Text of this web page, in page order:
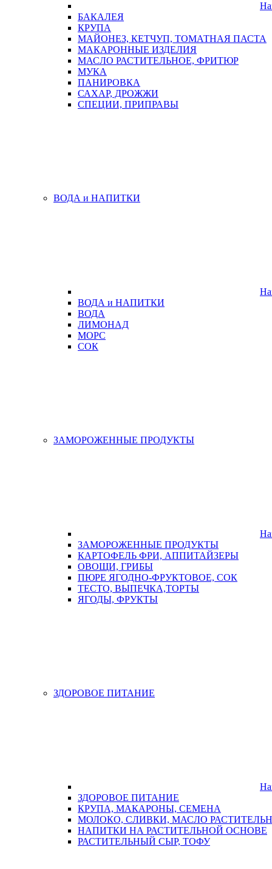
БАКАЛЕЯ
КРУПА
МАЙОНЕЗ, КЕТЧУП, ТОМАТНАЯ ПАСТА
МАКАРОННЫЕ ИЗДЕЛИЯ
МАСЛО РАСТИТЕЛЬНОЕ, ФРИТЮР
МУКА
ПАНИРОВКА
САХАР, ДРОЖЖИ
СПЕЦИИ, ПРИПРАВЫ
ВОДА и НАПИТКИ
ВОДА и НАПИТКИ
ВОДА
ЛИМОНАД
МОРС
СОК
ЗАМОРОЖЕННЫЕ ПРОДУКТЫ
ЗАМОРОЖЕННЫЕ ПРОДУКТЫ
КАРТОФЕЛЬ ФРИ, АППИТАЙЗЕРЫ
ОВОЩИ, ГРИБЫ
ПЮРЕ ЯГОДНО-ФРУКТОВОЕ, СОК
ТЕСТО, ВЫПЕЧКА,ТОРТЫ
ЯГОДЫ, ФРУКТЫ
ЗДОРОВОЕ ПИТАНИЕ
ЗДОРОВОЕ ПИТАНИЕ
КРУПА, МАКАРОНЫ, СЕМЕНА
МОЛОКО, СЛИВКИ, МАСЛО
НАПИТКИ НА РАСТИТЕЛЬНОЙ ОСНОВЕ
РАСТИТЕЛЬНЫЙ СЫР, ТОФУ